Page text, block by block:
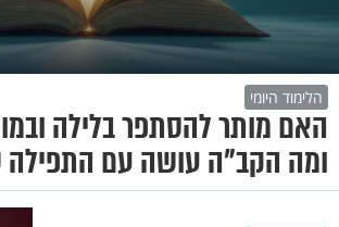
הלימוד היומי
האם מותר להסתפר בלילה
ומה הקב"ה עושה עם